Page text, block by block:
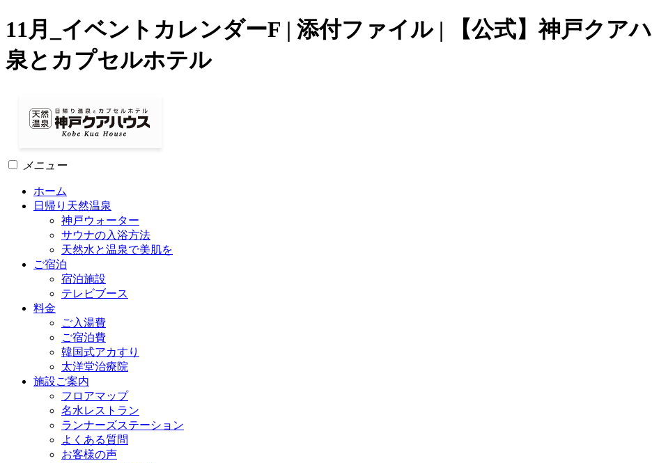
11月_イベントカレンダーF | 添付ファイル | 【公式】神戸クア
泉とカプセルホテル
メニュー
ホーム
日帰り天然温泉
神戸ウォーター
サウナの入浴方法
天然水と温泉で美肌を
ご宿泊
宿泊施設
テレビブース
料金
ご入湯費
ご宿泊費
韓国式アカすり
太洋堂治療院
施設ご案内
フロアマップ
名水レストラン
ランナーズステーション
よくある質問
お客様の声